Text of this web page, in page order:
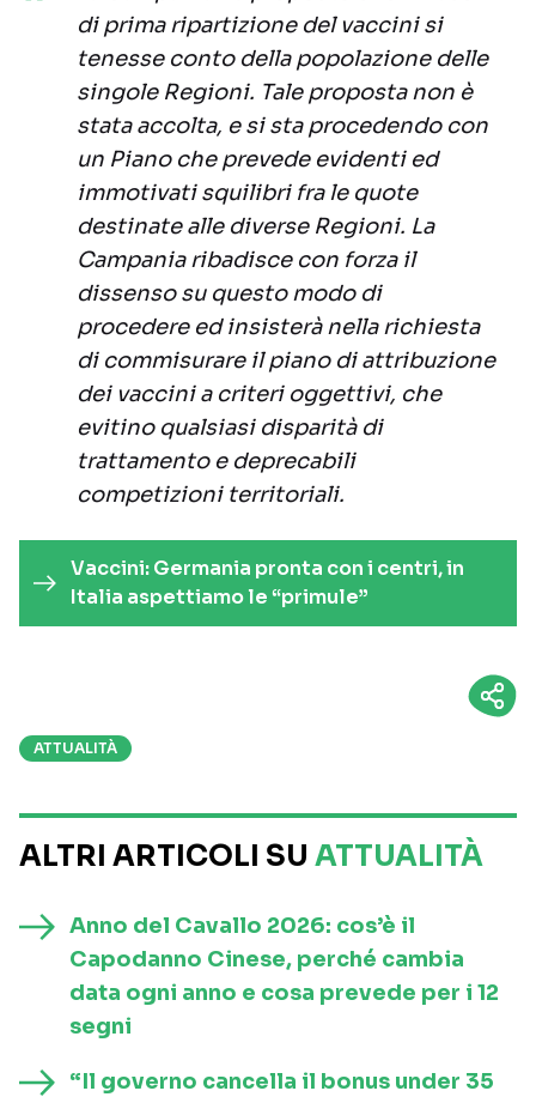
di prima ripartizione del vaccini si
tenesse conto della popolazione delle
singole Regioni. Tale proposta non è
stata accolta, e si sta procedendo con
un Piano che prevede evidenti ed
immotivati squilibri fra le quote
destinate alle diverse Regioni. La
Campania ribadisce con forza il
dissenso su questo modo di
procedere ed insisterà nella richiesta
di commisurare il piano di attribuzione
dei vaccini a criteri oggettivi, che
evitino qualsiasi disparità di
trattamento e deprecabili
competizioni territoriali.
Vaccini: Germania pronta con i centri, in
Italia aspettiamo le “primule”
ATTUALITÀ
ALTRI ARTICOLI SU ATTUALITÀ
Anno del Cavallo 2026: cos’è il
Capodanno Cinese, perché cambia
data ogni anno e cosa prevede per i 12
segni
“Il governo cancella il bonus under 35